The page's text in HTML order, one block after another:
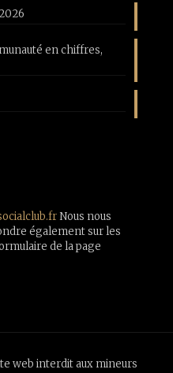
en chiffres,
Nous nous
également sur les
de la page
web interdit aux mineurs